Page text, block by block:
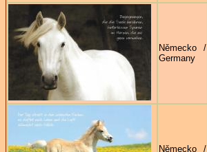
Německo /
Germany
Německo /